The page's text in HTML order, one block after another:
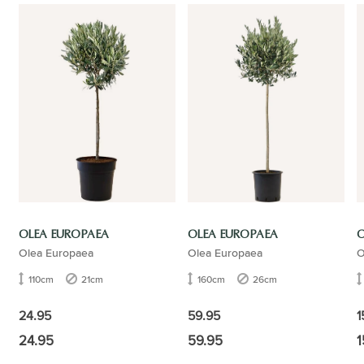
OLEA EUROPAEA
Olea Europaea
110cm 21cm
24.95
24.95
OLEA EUROPAEA
Olea Europaea
160cm 26cm
59.95
59.95